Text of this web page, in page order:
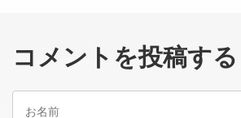
コメントを投稿する